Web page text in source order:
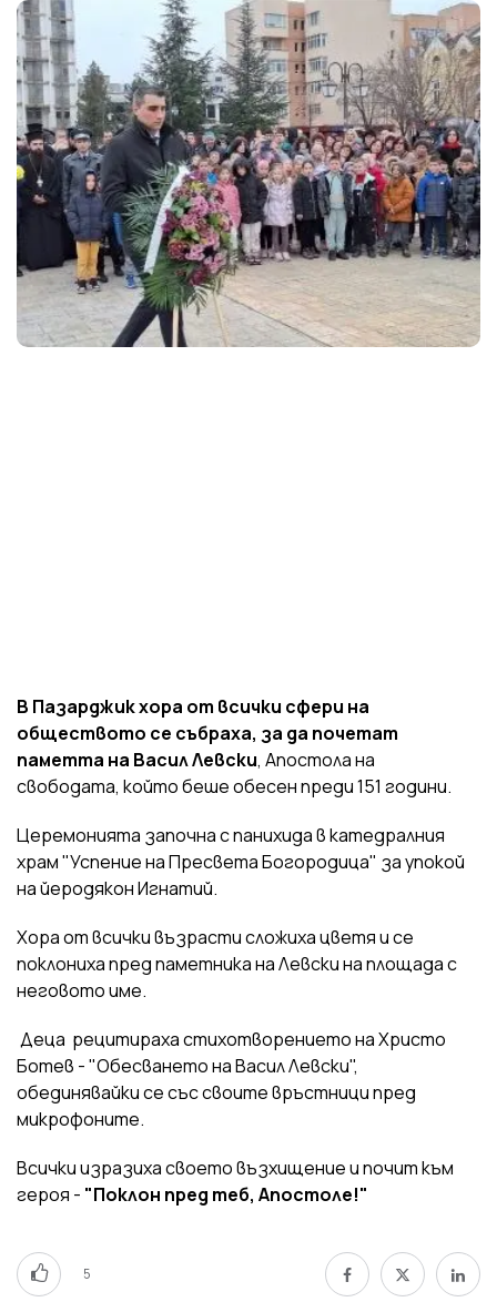
В Пазарджик хора от всички сфери на
обществото се събраха, за да почетат
паметта на Васил Левски, Апостола на
свободата, който беше обесен преди 151 години.
Церемонията започна с панихида в катедралния
храм "Успение на Пресвета Богородица" за упокой
на йеродякон Игнатий.
Хора от всички възрасти сложиха цветя и се
поклониха пред паметника на Левски на площада с
неговото име.
Деца рецитираха стихотворението на Христо
Ботев - "Обесването на Васил Левски",
обединявайки се със своите връстници пред
микрофоните.
Всички изразиха своето възхищение и почит към
героя - "Поклон пред теб, Апостоле!"
5